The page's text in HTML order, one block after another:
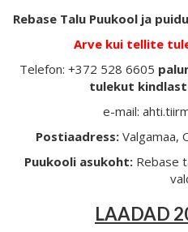
Rebase Talu Puukool ja
Arve kui tellite
Telefon: +372 528 6605
tulekut
e-mail:
Postiaadress: Valgamaa,
Puukooli asukoht: Rebase
LAADAD